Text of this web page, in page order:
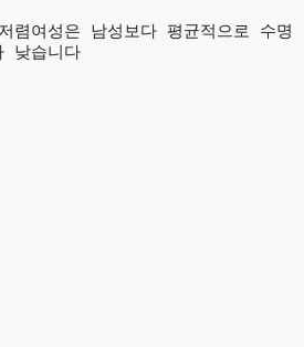
렴여성은 남성보다 평균적으로 수명
낮습니다